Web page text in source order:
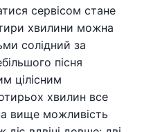
сервісом стане
хвилини можна
солідний за
пісня
цілісним
хвилин все
вище можливість